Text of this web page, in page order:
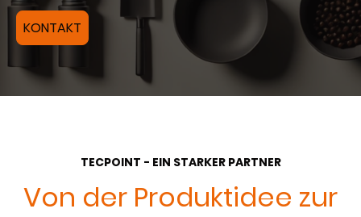
KONTAKT
TECPOINT - EIN STARKER PARTNER
Von der Produktidee zur